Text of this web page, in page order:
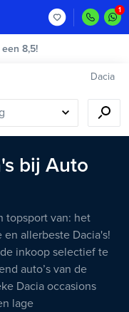
8,5!
Dacia
bij Auto
topsport van: het
allerbeste Dacia's!
inkoop selectief te
auto’s van de
Dacia occasions
lage